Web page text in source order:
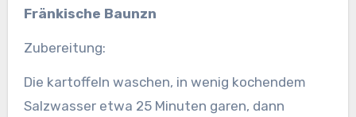
Fränkische Baunzn
Zubereitung:
Die kartoffeln waschen, in wenig kochendem
Salzwasser etwa 25 Minuten garen, dann